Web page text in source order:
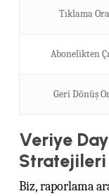
Tıklama
Abonelikten
Geri Dönüş
Veriye
Stratejileri
Biz, raporlama